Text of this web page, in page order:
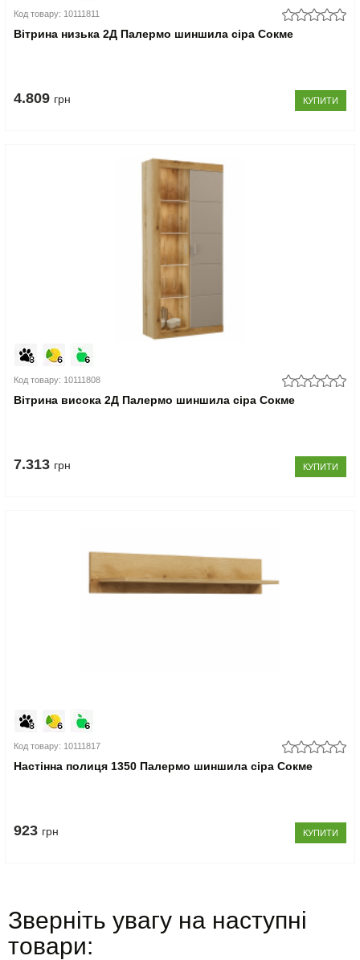
Код товару: 10111811
Вітрина низька 2Д Палермо шиншила сіра Сокме
4.809 грн КУПИТИ
Код товару: 10111808
Вітрина висока 2Д Палермо шиншила сіра Сокме
7.313 грн КУПИТИ
Код товару: 10111817
Настінна полиця 1350 Палермо шиншила сіра Сокме
923 грн КУПИТИ
Зверніть увагу на наступні
товари: